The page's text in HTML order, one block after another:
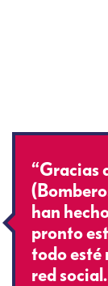
“Gracias
han
pronto
todo esté
red social.